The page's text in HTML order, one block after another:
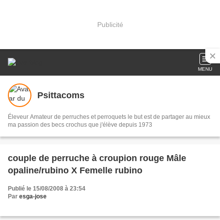
Publicité
MENU
Psittacoms
Éleveur Amateur de perruches et perroquets le but est de partager au mieux
ma passion des becs crochus que j'élève depuis 1973
couple de perruche à croupion rouge Mâle
opaline/rubino X Femelle rubino
Publié le 15/08/2008 à 23:54
Par esga-jose